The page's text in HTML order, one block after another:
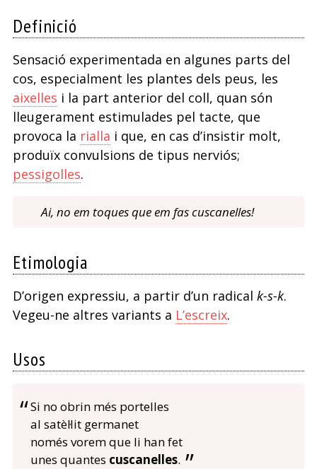
Definició
Sensació experimentada en algunes parts del
cos, especialment les plantes dels peus, les
aixelles i la part anterior del coll, quan són
lleugerament estimulades pel tacte, que
provoca la rialla i que, en cas d’insistir molt,
produïx convulsions de tipus nerviós;
pessigolles.
Ai, no em toques que em fas cuscanelles!
Etimologia
D’origen expressiu, a partir d’un radical k-s-k.
Vegeu-ne altres variants a L’escreix.
Usos
Si no obrin més portelles
al satèl·lit germanet
només vorem que li han fet
unes quantes cuscanelles.